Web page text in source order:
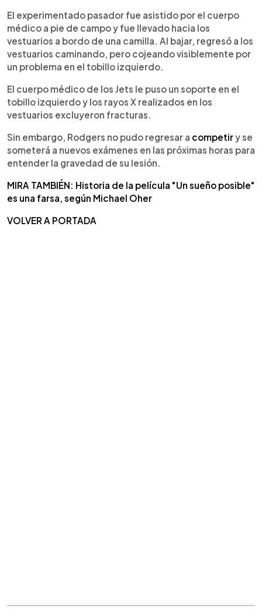
El experimentado pasador fue asistido por el cuerpo
médico a pie de campo y fue llevado hacia los
vestuarios a bordo de una camilla. Al bajar, regresó a los
vestuarios caminando, pero cojeando visiblemente por
un problema en el tobillo izquierdo.
El cuerpo médico de los Jets le puso un soporte en el
tobillo izquierdo y los rayos X realizados en los
vestuarios excluyeron fracturas.
Sin embargo, Rodgers no pudo regresar a competiry se
someterá a nuevos exámenes en las próximas horas para
entender la gravedad de su lesión.
MIRA TAMBIÉN: Historia de la película "Un sueño posible"
es una farsa, según Michael Oher
VOLVER A PORTADA